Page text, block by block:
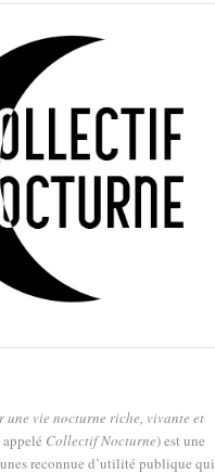
vie nocturne riche, vivante et
Collectif Nocturne) est une
reconnue d’utilité publique qui